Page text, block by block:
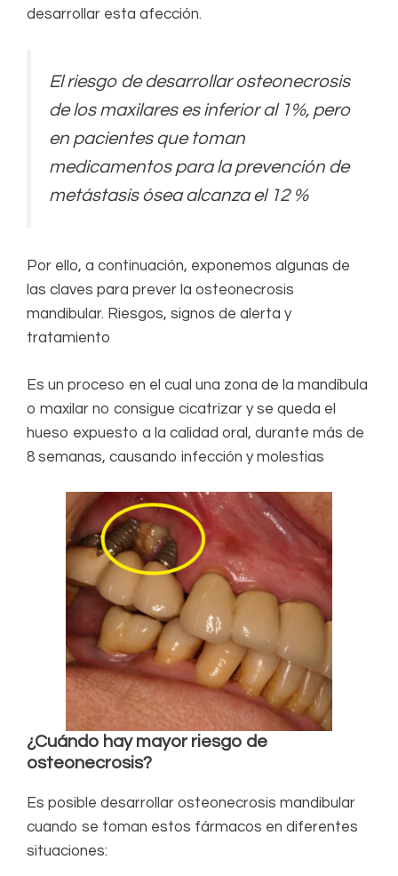
desarrollar esta afección.
El riesgo de desarrollar osteonecrosis
de los maxilares es inferior al 1%, pero
en pacientes que toman
medicamentos para la prevención de
metástasis ósea alcanza el 12 %
Por ello, a continuación, exponemos algunas de
las claves para prever la osteonecrosis
mandibular. Riesgos, signos de alerta y
tratamiento
Es un proceso en el cual una zona de la mandíbula
o maxilar no consigue cicatrizar y se queda el
hueso expuesto a la calidad oral, durante más de
8 semanas, causando infección y molestias
¿Cuándo hay mayor riesgo de
osteonecrosis?
Es posible desarrollar osteonecrosis mandibular
cuando se toman estos fármacos en diferentes
situaciones: